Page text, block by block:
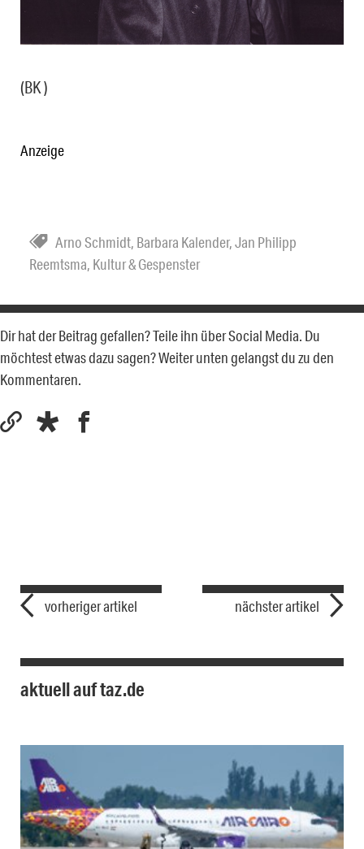
(BK )
Anzeige
Arno Schmidt, Barbara Kalender,Jan Philipp
Reemtsma, Kultur & Gespenster
Dir hat der Beitrag gefallen? Teile ihn über Social Media. Du
möchtest etwas dazu sagen? Weiter unten gelangst du zu den
Kommentaren.
vorheriger artikel nächster artikel
aktuell auf taz.de